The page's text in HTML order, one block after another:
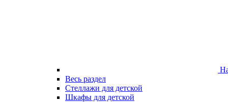
Весь раздел
Стеллажи для детской
Шкафы для детской